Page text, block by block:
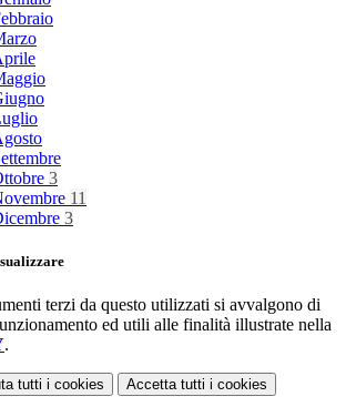
3
11
3
terzi da questo utilizzati si avvalgono di
ed utili alle finalità illustrate nella
.
tutti i cookies Accetta tutti i cookies